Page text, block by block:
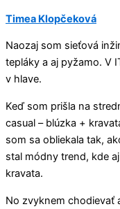
Timea Klopčeková
Naozaj som sieťová
tepláky a aj pyžamo. V
v hlave.
Keď som prišla na
casual – blúzka +
som sa obliekala tak,
stal módny trend, kde
kravata.
No zvyknem chodievať